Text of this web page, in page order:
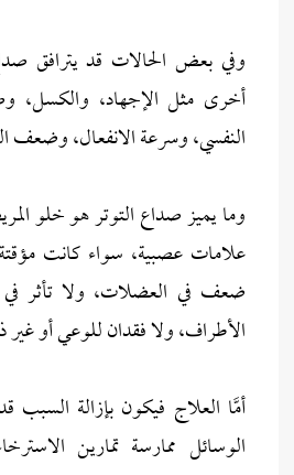
وفي بعض الحالات قد يترافق
أخرى مثل الإجهاد، والكسل،
النفسي، وسرعة الانفعال، وضعف
وما يميز صداع التوتر هو خلو
علامات عصبية، سواء كانت
ضعف في العضلات، ولا تأثر في
الأطراف، ولا فقدان للوعي أو
أمَّا العلاج فيكون بإزالة السبب
الوسائل ممارسة تمارين